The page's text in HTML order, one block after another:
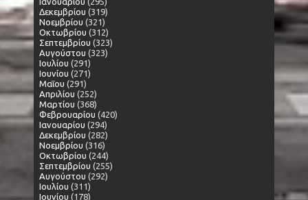
Δεκεμβρίου (319)
Νοεμβρίου (321)
Οκτωβρίου (312)
Σεπτεμβρίου (323)
Αυγούστου (323)
Ιουλίου (291)
Ιουνίου (271)
Μαΐου (291)
Απριλίου (252)
Μαρτίου (368)
Φεβρουαρίου (420)
Ιανουαρίου (294)
Δεκεμβρίου (282)
Νοεμβρίου (316)
Οκτωβρίου (244)
Σεπτεμβρίου (255)
Αυγούστου (292)
Ιουλίου (311)
Ιουνίου (178)